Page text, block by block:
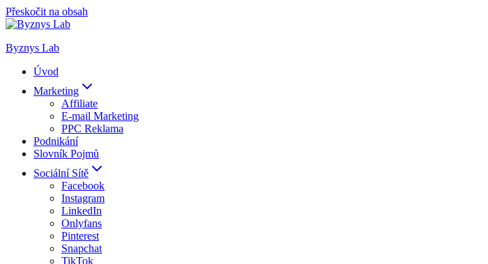
Přeskočit na obsah
Byznys Lab
Úvod
Marketing
Affiliate
E-mail Marketing
PPC Reklama
Podnikání
Slovník Pojmů
Sociální Sítě
Facebook
Instagram
LinkedIn
Onlyfans
Pinterest
Snapchat
TikTok